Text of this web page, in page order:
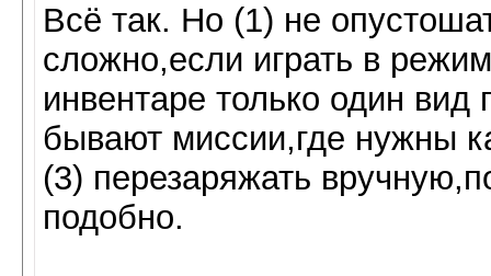
Всё так. Но (1) не
сложно,если играть в
инвентаре только один вид
бывают миссии,где нужны
(3) перезаряжать
подобно.